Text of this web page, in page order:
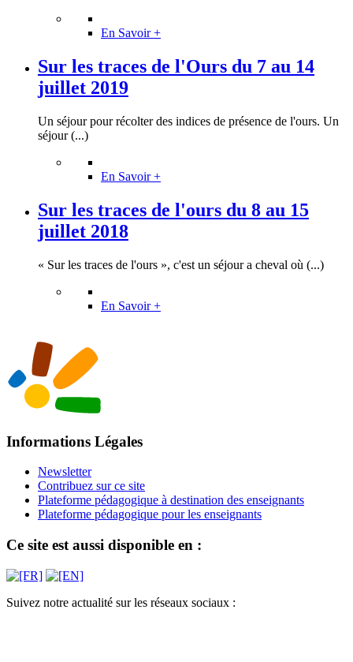
En Savoir +
Sur les traces de l'Ours du 7 au 14
juillet 2019
Un séjour pour récolter des indices de présence de l'ours. Un
séjour (...)
En Savoir +
Sur les traces de l'ours du 8 au 15
juillet 2018
« Sur les traces de l'ours », c'est un séjour a cheval où (...)
En Savoir +
Informations Légales
Newsletter
Contribuez sur ce site
Plateforme pédagogique à destination des enseignants
Plateforme pédagogique pour les enseignants
Ce site est aussi disponible en :
Suivez notre actualité sur les réseaux sociaux :